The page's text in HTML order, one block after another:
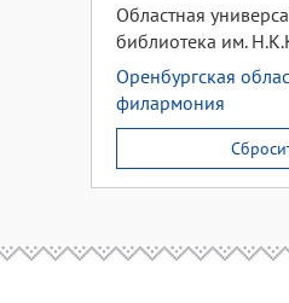
Областная
библиотека им.
Оренбургская
филармония